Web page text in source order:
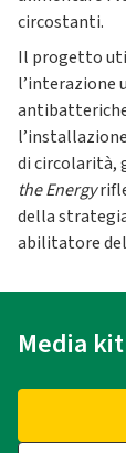
circostanti.
Il progetto
l’interazione
di circolarità,
the Energy
della
abilitatore
Media kit